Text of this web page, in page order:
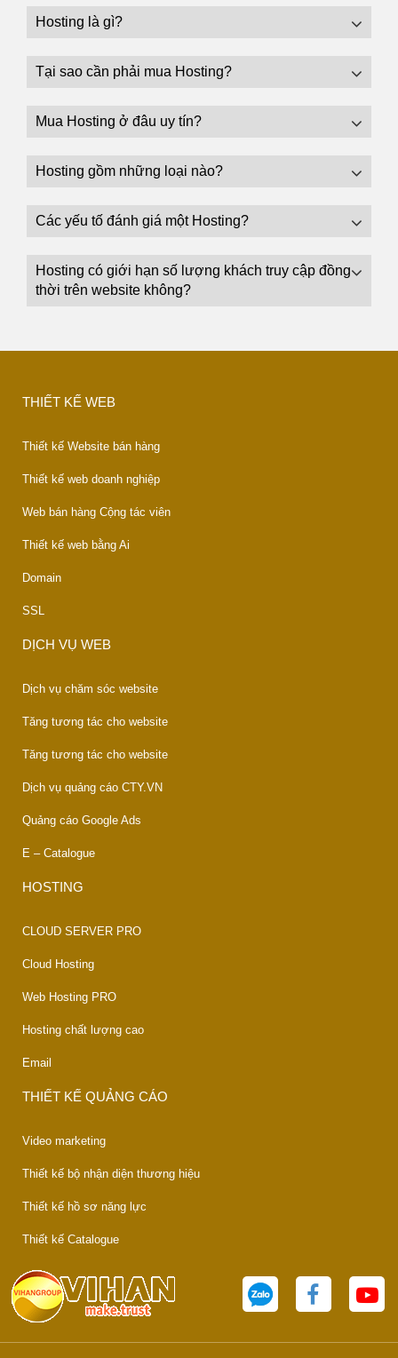
Hosting là gì?
Tại sao cần phải mua Hosting?
Mua Hosting ở đâu uy tín?
Hosting gồm những loại nào?
Các yếu tố đánh giá một Hosting?
Hosting có giới hạn số lượng khách truy cập đồng
thời trên website không?
THIẾT KẾ WEB
Thiết kế Website bán hàng
Thiết kế web doanh nghiệp
Web bán hàng Cộng tác viên
Thiết kế web bằng Ai
Domain
SSL
DỊCH VỤ WEB
Dịch vụ chăm sóc website
Tăng tương tác cho website
Tăng tương tác cho website
Dịch vụ quảng cáo CTY.VN
Quảng cáo Google Ads
E – Catalogue
HOSTING
CLOUD SERVER PRO
Cloud Hosting
Web Hosting PRO
Hosting chất lượng cao
Email
THIẾT KẾ QUẢNG CÁO
Video marketing
Thiết kế bộ nhận diện thương hiệu
Thiết kế hồ sơ năng lực
Thiết kế Catalogue